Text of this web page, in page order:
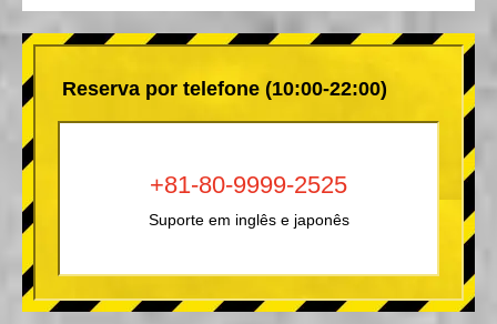
Reserva por telefone (10:00-22:00)
+81-80-9999-2525
Suporte em inglês e japonês